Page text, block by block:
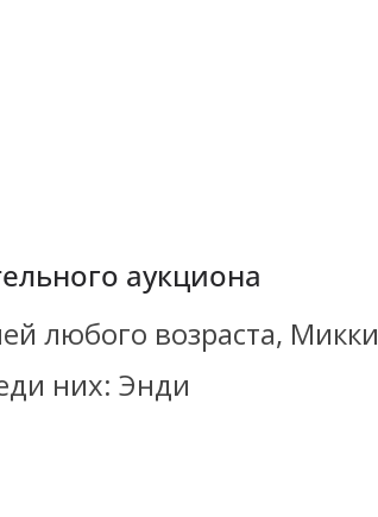
аукциона
любого возраста, Микки
них: Энди